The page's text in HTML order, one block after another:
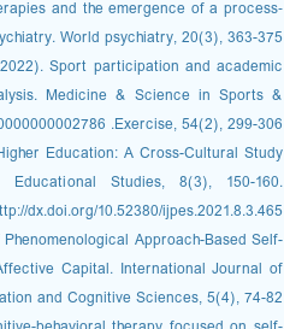
and the emergence of a process‐
20(3), 363-375.‏ https://doi.org/10.1002/wps.20884
Sport participation and academic
Medicine & Science in Sports &
Exercise, 54(2), 299-306.‏ DOI: 10.1249/MSS.0000000000002786
Education: A Cross-Cultural Study
Studies, 8(3), 150-160.
dx.doi.org/10.52380/ijpes.2021.8.3.465
Approach-Based Self-
Capital. International Journal of
Cognitive Sciences, 5(4), 74-82.‏ https://doi.org/10.61838/kman.ijecs.5.4.8